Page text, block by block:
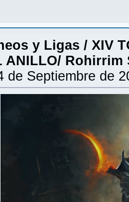
y Ligas / XIV
ANILLO/ Rohirrim
de Septiembre de